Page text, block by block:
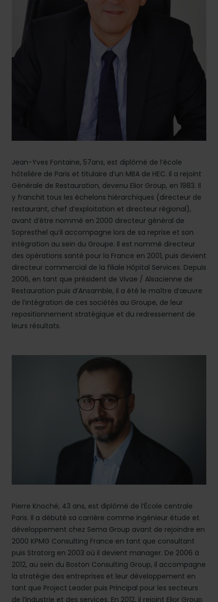
Jean-Yves Fontaine, 57ans, est diplômé de l’école
hôtelière de Paris et titulaire d’un MBA de HEC. Il a rejoint
Générale de Restauration, devenu Elior Group, en 1983. Il
y franchit tous les échelons hiérarchiques (directeur de
restaurant, chef d’exploitation et directeur régional),
avant d’être nommé en 2000 directeur général de
Sopresthel qu’il accompagne lors de sa reprise et son
intégration au sein du Groupe. Il est nommé directeur
des opérations santé pour la France en 2001, puis devient
directeur commercial de la filiale Hôpital Services. Depuis
2006, en tant que président de Vivae / Alsacienne de
Restauration puis d’Ansamble, il a été le maître d’œuvre
de l’intégration de ces sociétés au Groupe, de leur
repositionnement stratégique et du redressement de
leurs résultats.
Pierre Knoché, 43 ans, est diplômé de l’École centrale
Paris. Il a débuté sa carrière comme ingénieur étude et
développement chez Sema Group avant de rejoindre en
2000 KPMG Consulting France en tant que consultant
puis Stratorg en 2003 où il devient manager. De 2006 à
2012, au sein du Boston Consulting Group, il accompagne
la stratégie des entreprises et leur développement en
tant que Project Leader puis Principal pour les secteurs
de l’industrie et des services. En 2012, il rejoint Elior Group